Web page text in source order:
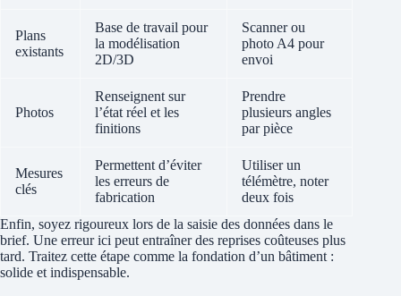
Plans
existants
Base de travail pour
la modélisation
2D/3D
Scanner ou
photo A4 pour
envoi
Photos
Renseignent sur
l’état réel et les
finitions
Prendre
plusieurs angles
par pièce
Mesures
clés
Permettent d’éviter
les erreurs de
fabrication
Utiliser un
télémètre, noter
deux fois
Enfin, soyez rigoureux lors de la saisie des données dans le
brief. Une erreur ici peut entraîner des reprises coûteuses plus
tard. Traitez cette étape comme la fondation d’un bâtiment :
solide et indispensable.